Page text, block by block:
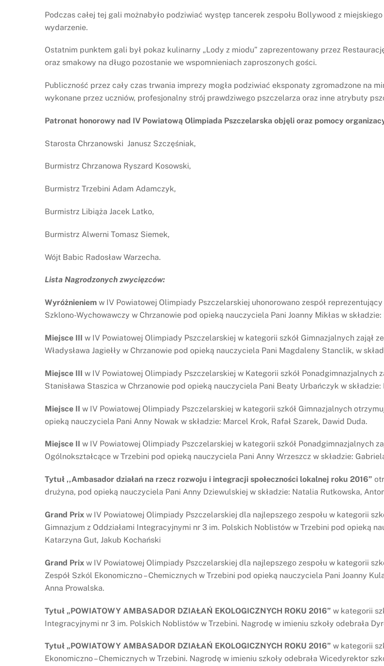
Podczas całej tej gali możnabyło podziwiać występ tancerek zespołu Bollywood z
wydarzenie.
Ostatnim punktem gali był pokaz kulinarny „Lody z miodu” zaprezentowany przez
oraz smakowy na długo pozostanie we wspomnieniach zaproszonych gości.
Publiczność przez cały czas trwania imprezy mogła podziwiać eksponaty zgromadzone na
wykonane przez uczniów, profesjonalny strój prawdziwego pszczelarza oraz inne atrybuty
Patronat honorowy nad IV Powiatową Olimpiada Pszczelarska objęli oraz pomocy
Starosta Chrzanowski Janusz Szczęśniak,
Burmistrz Chrzanowa Ryszard Kosowski,
Burmistrz Trzebini Adam Adamczyk,
Burmistrz Libiąża Jacek Latko,
Burmistrz Alwerni Tomasz Siemek,
Wójt Babic Radosław Warzecha.
Lista Nagrodzonych zwycięzców:
Wyróżnieniem w IV Powiatowej Olimpiady Pszczelarskiej uhonorowano zespół
Szklono-Wychowawczy w Chrzanowie pod opieką nauczyciela Pani Joanny Mikłas w
Miejsce III w IV Powiatowej Olimpiady Pszczelarskiej w kategorii szkół Gimnazjalnych zajął
Władysława Jagiełły w Chrzanowie pod opieką nauczyciela Pani Magdaleny Stanclik, w
Miejsce III w IV Powiatowej Olimpiady Pszczelarskiej w Kategorii szkół Ponadgimnazjalnych
Stanisława Staszica w Chrzanowie pod opieką nauczyciela Pani Beaty Urbańczyk w
Miejsce II w IV Powiatowej Olimpiady Pszczelarskiej w kategorii szkół Gimnazjalnych
opieką nauczyciela Pani Anny Nowak w składzie: Marcel Krok, Rafał Szarek, Dawid Duda.
Miejsce II w IV Powiatowej Olimpiady Pszczelarskiej w kategorii szkół Ponadgimnazjalnych
Ogólnokształcące w Trzebini pod opieką nauczyciela Pani Anny Wrzeszcz w składzie:
Tytuł ,,Ambasador działań na rzecz rozwoju i integracji społeczności lokalnej roku 2016”
drużyna, pod opieką nauczyciela Pani Anny Dziewulskiej w składzie: Natalia Rutkowska,
Grand Prix w IV Powiatowej Olimpiady Pszczelarskiej dla najlepszego zespołu w kategorii
Gimnazjum z Oddziałami Integracyjnymi nr 3 im. Polskich Noblistów w Trzebini pod opieką
Katarzyna Gut, Jakub Kochański
Grand Prix w IV Powiatowej Olimpiady Pszczelarskiej dla najlepszego zespołu w kategorii
Zespół Szkól Ekonomiczno – Chemicznych w Trzebini pod opieką nauczyciela Pani Joanny
Anna Prowalska.
Tytuł „POWIATOWY AMBASADOR DZIAŁAŃ EKOLOGICZNYCH ROKU 2016” w kategorii
Integracyjnymi nr 3 im. Polskich Noblistów w Trzebini. Nagrodę w imieniu szkoły odebrała
Tytuł „POWIATOWY AMBASADOR DZIAŁAŃ EKOLOGICZNYCH ROKU 2016” w kategorii
Ekonomiczno – Chemicznych w Trzebini. Nagrodę w imieniu szkoły odebrała Wicedyrektor